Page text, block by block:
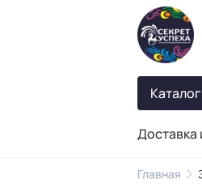
Каталог
Доставка
Главная